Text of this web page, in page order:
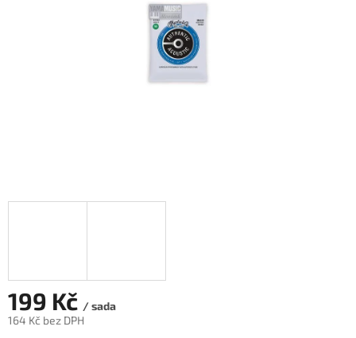
199 Kč / sada
164 Kč bez DPH